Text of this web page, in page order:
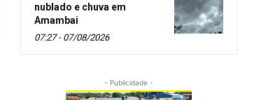
nublado e chuva em
Amambai
07:27 - 07/08/2026
- Publicidade -